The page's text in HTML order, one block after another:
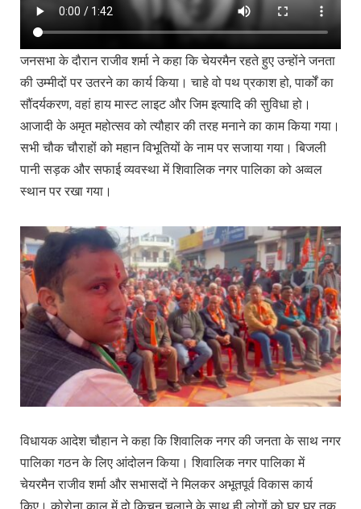
जनसभा के दौरान राजीव शर्मा ने कहा कि चेयरमैन रहते हुए उन्होंने जनता
की उम्मीदों पर उतरने का कार्य किया। चाहे वो पथ प्रकाश हो, पार्कों का
सौंदर्यकरण, वहां हाय मास्ट लाइट और जिम इत्यादि की सुविधा हो।
आजादी के अमृत महोत्सव को त्यौहार की तरह मनाने का काम किया गया।
सभी चौक चौराहों को महान विभूतियों के नाम पर सजाया गया। बिजली
पानी सड़क और सफाई व्यवस्था में शिवालिक नगर पालिका को अव्वल
स्थान पर रखा गया।
विधायक आदेश चौहान ने कहा कि शिवालिक नगर की जनता के साथ नगर
पालिका गठन के लिए आंदोलन किया। शिवालिक नगर पालिका में
चेयरमैन राजीव शर्मा और सभासदों ने मिलकर अभूतपूर्व विकास कार्य